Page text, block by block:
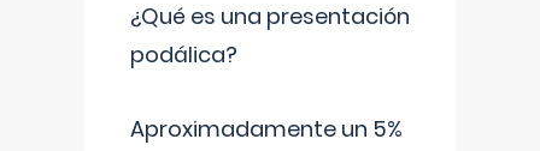
¿Qué es una presentación
podálica?
Aproximadamente un 5%